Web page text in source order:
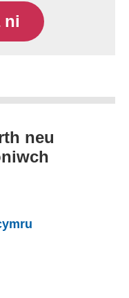
ni
neu